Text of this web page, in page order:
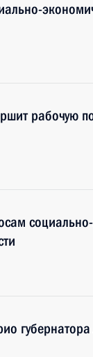
рабочую
губернатора